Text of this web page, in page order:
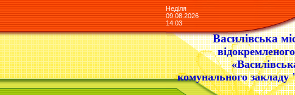
Неділя
09.08.2026
14:03
Василівська
комунального закладу